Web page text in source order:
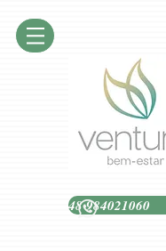
48 984021060